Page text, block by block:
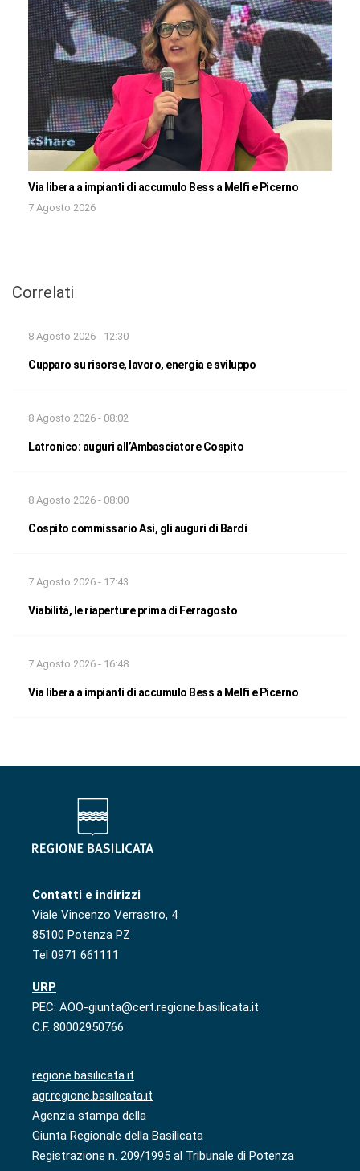
Via libera a impianti di accumulo Bess a Melfi e Picerno
7 Agosto 2026
Correlati
8 Agosto 2026 - 12:30
Cupparo su risorse, lavoro, energia e sviluppo
8 Agosto 2026 - 08:02
Latronico: auguri all’Ambasciatore Cospito
8 Agosto 2026 - 08:00
Cospito commissario Asi, gli auguri di Bardi
7 Agosto 2026 - 17:43
Viabilità, le riaperture prima di Ferragosto
7 Agosto 2026 - 16:48
Via libera a impianti di accumulo Bess a Melfi e Picerno
Contatti e indirizzi
Viale Vincenzo Verrastro, 4
85100 Potenza PZ
Tel 0971 661111
URP
PEC: AOO-giunta@cert.regione.basilicata.it
C.F. 80002950766
regione.basilicata.it
agr.regione.basilicata.it
Agenzia stampa della
Giunta Regionale della Basilicata
Registrazione n. 209/1995 al Tribunale di Potenza